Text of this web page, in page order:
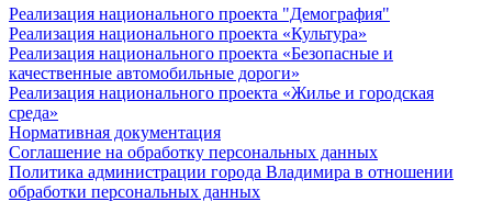
Реализация национального проекта "Демография"
Реализация национального проекта «Культура»
Реализация национального проекта «Безопасные и
качественные автомобильные дороги»
Реализация национального проекта «Жилье и городская
среда»
Нормативная документация
Соглашение на обработку персональных данных
Политика администрации города Владимира в отношении
обработки персональных данных